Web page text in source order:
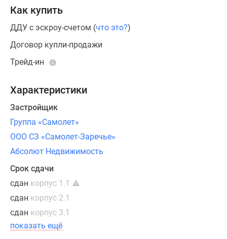
отдыха.
Высота
потолков
в
квартирах
3,15
в
окнах
установлены
двухкамерные
Все
лоты
сдаются
с
чистовой
отделкой
Как купить
ДДУ с эскроу-счетом (что это?)
Договор купли-продажи
Трейд-ин
Характеристики
Застройщик
Группа «Самолет»
ООО СЗ «Самолет-Заречье»
Абсолют Недвижимость
Срок сдачи
сдан корпус 1.1
сдан корпус 2.1
сдан корпус 3.1
показать ещё